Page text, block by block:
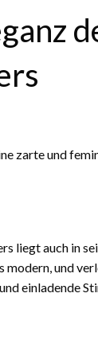
zarte und
liegt auch in
und
einladende